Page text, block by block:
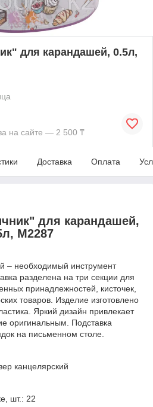
для карандашей, 0.5л,
на сайте — 2 500 ₸
Доставка Оплата
для карандашей,
М2287
– необходимый инструмент
разделена на три секции для
принадлежностей, кисточек,
товаров. Изделие изготовлено
Яркий дизайн привлекает
оригинальным. Подставка
на письменном столе.
канцелярский
шт.: 22